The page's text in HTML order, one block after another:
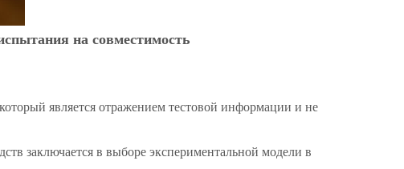
на совместимость
является отражением тестовой информации и не
заключается в выборе экспериментальной модели в